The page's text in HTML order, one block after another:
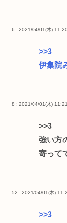
6 : 2021/04/01(木)
>>3
伊集院
8 : 2021/04/01(木)
>>3
強い方
寄って
52 : 2021/04/01(木)
>>3